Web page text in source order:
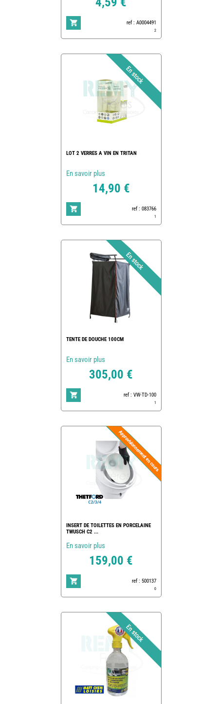
ref : A0004491
2
LOT 2 VERRES A VIN EN TRITAN
En savoir plus
14,90 €
ref : 083766
1
TENTE DE DOUCHE 100CM
En savoir plus
305,00 €
ref : VW-TD-100
1
INSERT DE TOILETTES EN PORCELAINE
TWUSCH C2 ...
En savoir plus
159,00 €
ref : 500137
0